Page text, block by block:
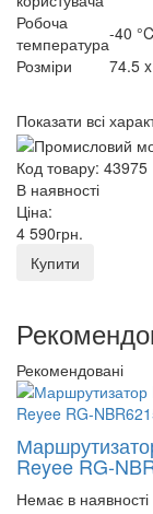
Робоча
температура-40
Розміри
74.5
Показати всі
Код товару: 43975
В наявності
Ціна:
4 590грн.
Купити
Рекомендовані
Reyee RG-
Немає в наявності